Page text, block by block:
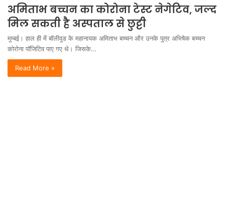
अमिताभ बच्चन का कोरोना टेस्ट नेगेटिव, जल्द
मिल सकती है अस्पताल से छुट्टी
मुम्बई। हाल ही में बॉलीवुड के महानायक अमिताभ बच्चन और उनके पुत्र अभिषेक बच्चन
कोरोना पॉजिटिव पाए गए थे। जिसके…
Read More »